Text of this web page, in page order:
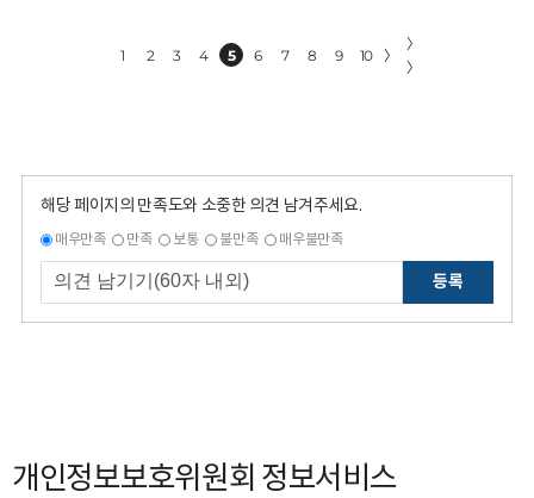
1 2 3 4 5 6 7 8 9 10 〉
〉
〉
해당 페이지의 만족도와 소중한 의견 남겨주세요.
매우만족 만족 보통 불만족 매우불만족
등록
개인정보보호위원회 정보서비스